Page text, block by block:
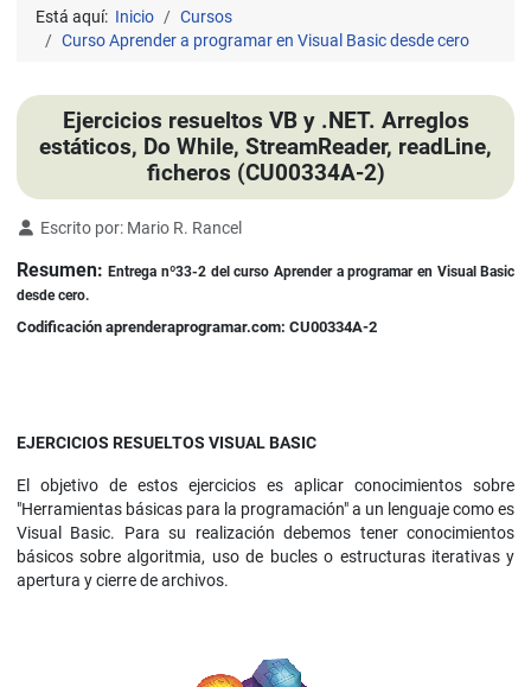
Está aquí: Inicio
Cursos
Curso Aprender a programar en Visual Basic desde cero
Ejercicios resueltos VB y .NET. Arreglos
estáticos, Do While, StreamReader, readLine,
ficheros (CU00334A-2)
Detalles
Escrito por: Mario R. Rancel
Resumen:Entrega nº33-2 del curso Aprender a programar en Visual Basic
desde cero.
Codificación aprenderaprogramar.com: CU00334A-2
EJERCICIOS RESUELTOS VISUAL BASIC
El objetivo de estos ejercicios es aplicar conocimientos sobre
"Herramientas básicas para la programación" a un lenguaje como es
Visual Basic. Para su realización debemos tener conocimientos
básicos sobre algoritmia, uso de bucles o estructuras iterativas y
apertura y cierre de archivos.